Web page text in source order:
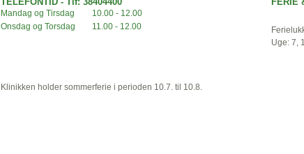
Mandag og Tirsdag
10.00 - 12.00
Onsdag og Torsdag
11.00 - 12.00
Klinikken holder sommerferie i perioden 10.7. til 10.8.
Uge: 7,